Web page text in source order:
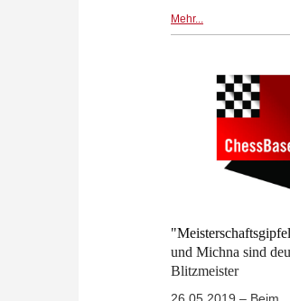
vorzuweisen hatte.
Punkte. | Foto:
Schachbund
Mehr...
und Michna sind
Blitzmeister